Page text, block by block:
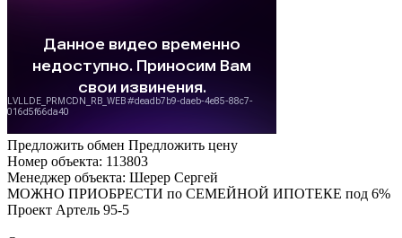
Предложить обмен Предложить цену
Номер объекта: 113803
Менеджер объекта: Шерер Сергей
МОЖНО ПРИОБРЕСТИ по СЕМЕЙНОЙ ИПОТЕКЕ под 6%
Проект Артель 95-5